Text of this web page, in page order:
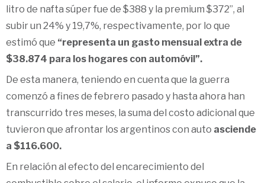
litro de nafta súper fue de $388 y la premium $372”, al
subir un 24% y 19,7%, respectivamente, por lo que
estimó que “representa un gasto mensual extra de
$38.874 para los hogares con automóvil”.
De esta manera, teniendo en cuenta que la guerra
comenzó a fines de febrero pasado y hasta ahora han
transcurrido tres meses, la suma del costo adicional que
tuvieron que afrontar los argentinos con auto asciende
a $116.600.
En relación al efecto del encarecimiento del